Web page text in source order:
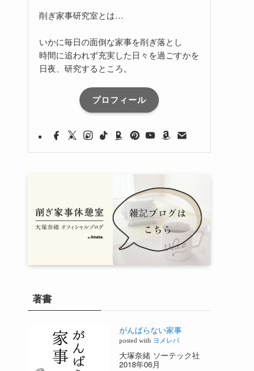
削ぎ家事研究室とは…
いかに毎日の面倒な家事を削ぎ落とし
時間に追われず充実した日々を過ごすかを
日夜、研究するところ。
プロフィール
著書
がんばらない家事
posted with ヨメレバ
大塚奈緒 ソーテック社
2018年06月